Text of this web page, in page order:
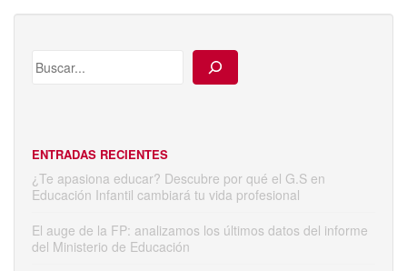
ENTRADAS RECIENTES
¿Te apasiona educar? Descubre por qué el G.S en
Educación Infantil cambiará tu vida profesional
El auge de la FP: analizamos los últimos datos del informe
del Ministerio de Educación